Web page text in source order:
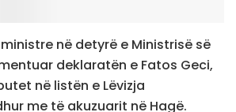
në detyrë e Ministrisë së
deklaratën e Fatos Geci,
në listën e Lëvizja
me të akuzuarit në Hagë.